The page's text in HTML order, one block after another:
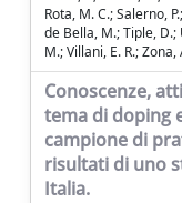
Rota, M. C.; Salerno,
de Bella, M.; Tiple, D.;
M.; Villani, E. R.;
Conoscenze,
tema di doping
campione di
risultati di uno
Italia.